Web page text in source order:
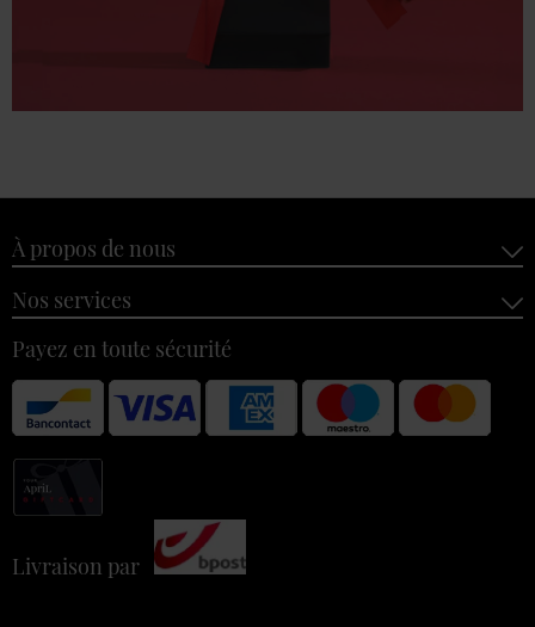
À propos de nous
Nos services
Payez en toute sécurité
Livraison par